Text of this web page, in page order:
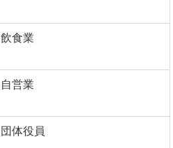
飲食業
自営業
団体役員